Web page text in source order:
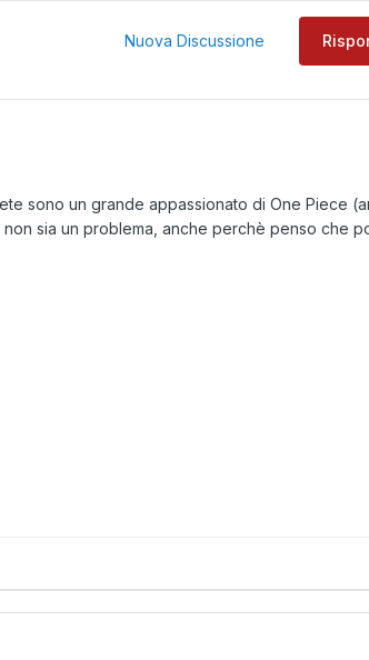
Nuova Discussione
sono un grande appassionato di One Piece
sia un problema, anche perchè penso che